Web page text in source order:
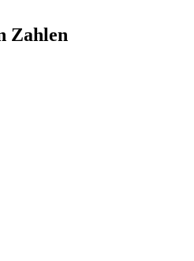
Zahlen